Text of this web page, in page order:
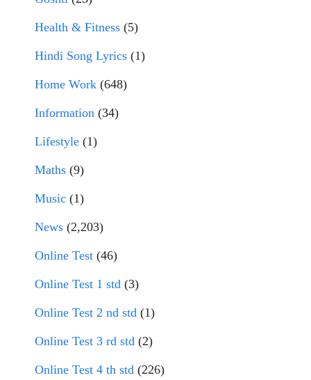
Health & Fitness (5)
Hindi Song Lyrics (1)
Home Work (648)
Information (34)
Lifestyle (1)
Maths (9)
Music (1)
News (2,203)
Online Test (46)
Online Test 1 std (3)
Online Test 2 nd std (1)
Online Test 3 rd std (2)
Online Test 4 th std (226)